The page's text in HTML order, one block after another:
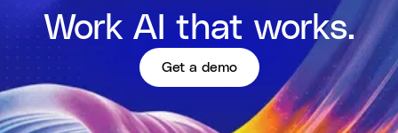
Work AI that works.
Get a demo